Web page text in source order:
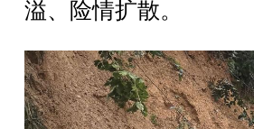
溢、险情扩散。